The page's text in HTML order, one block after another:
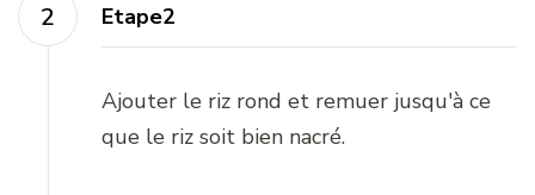
Etape2
Ajouter le riz rond et remuer jusqu'à ce
que le riz soit bien nacré.